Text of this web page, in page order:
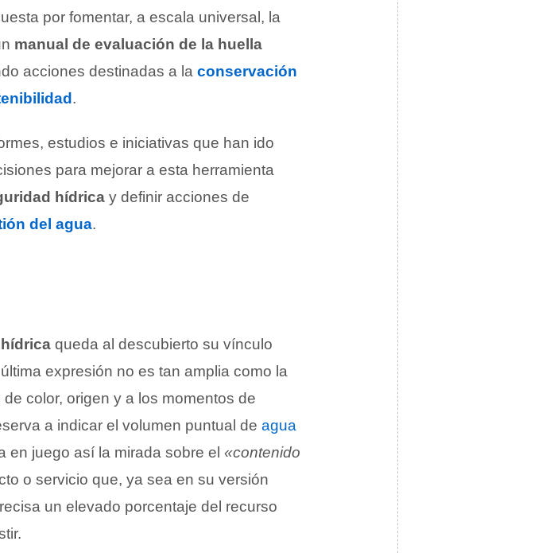
por fomentar, a escala universal, la
manual de evaluación de la huella
acciones destinadas a la conservación
.
estudios e iniciativas que han ido
para mejorar a esta herramienta
hídrica y definir acciones de
del agua.
queda al descubierto su vínculo
expresión no es tan amplia como la
color, origen y a los momentos de
a indicar el volumen puntual de agua
en juego así la mirada sobre el «contenido
o servicio que, ya sea en su versión
un elevado porcentaje del recurso